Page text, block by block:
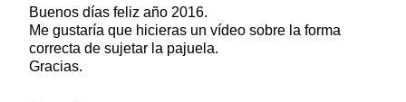
Buenos días feliz año 2016.
Me gustaría que hicieras un vídeo sobre la forma
correcta de sujetar la pajuela.
Gracias.